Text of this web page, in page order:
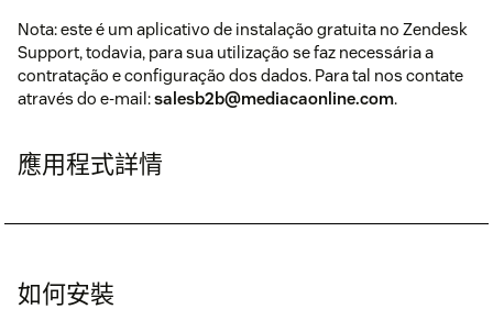
Nota: este é um aplicativo de instalação gratuita no Zendesk
Support, todavia, para sua utilização se faz necessária a
contratação e configuração dos dados. Para tal nos contate
através do e-mail:salesb2b@mediacaonline.com.
應用程式詳情
如何安裝